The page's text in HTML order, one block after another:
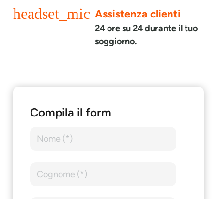
headset_mic Assistenza clienti
24 ore su 24 durante il tuo
soggiorno.
Compila il form